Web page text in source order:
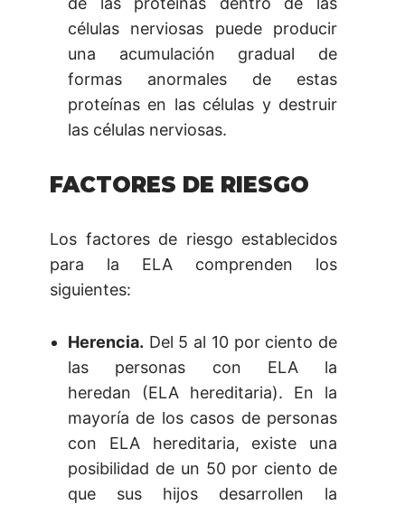
células nerviosas puede producir
una acumulación gradual de
formas anormales de estas
proteínas en las células y destruir
las células nerviosas.
FACTORES DE RIESGO
Los factores de riesgo establecidos
para la ELA comprenden los
siguientes:
Herencia. Del 5 al 10 por ciento de
las personas con ELA la
heredan (ELA hereditaria). En la
mayoría de los casos de personas
con ELA hereditaria, existe una
posibilidad de un 50 por ciento de
que sus hijos desarrollen la